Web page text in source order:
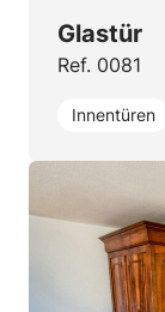
Glastür
Ref. 0081
Innentüren